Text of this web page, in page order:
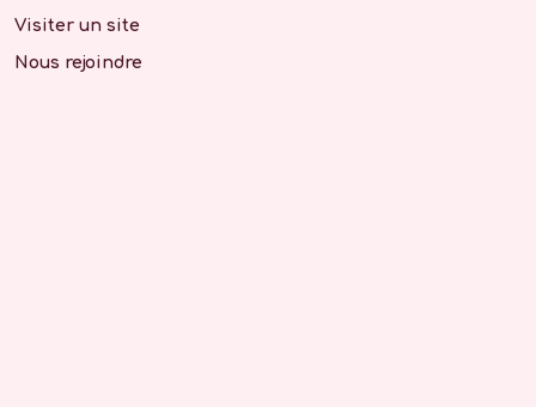
Visiter un site
Nous rejoindre